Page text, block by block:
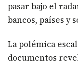
pasar bajo el
bancos, países y
La polémica
documentos